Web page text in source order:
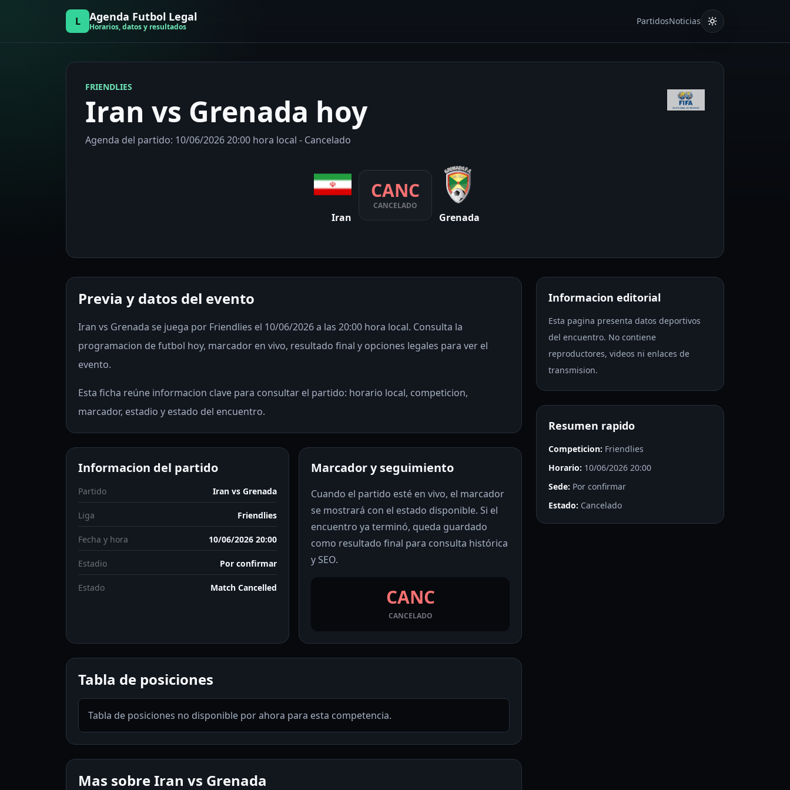
L Agenda Futbol Legal
Horarios, datos y resultados
PartidosNoticias
FRIENDLIES
Iran vs Grenada hoy
Agenda del partido: 10/06/2026 20:00 hora local - Cancelado
Iran
CANC
CANCELADO
Grenada
Previa y datos del evento
Iran vs Grenada se juega por Friendlies el 10/06/2026 a las 20:00 hora local. Consulta la
programacion de futbol hoy, marcador en vivo, resultado final y opciones legales para ver el
evento.
Esta ficha reúne informacion clave para consultar el partido: horario local, competicion,
marcador, estadio y estado del encuentro.
Informacion del partido
Partido Iran vs Grenada
Liga Friendlies
Fecha y hora 10/06/2026 20:00
Estadio Por confirmar
Estado Match Cancelled
Marcador y seguimiento
Cuando el partido esté en vivo, el marcador
se mostrará con el estado disponible. Si el
encuentro ya terminó, queda guardado
como resultado final para consulta histórica
y SEO.
CANC
CANCELADO
Tabla de posiciones
Tabla de posiciones no disponible por ahora para esta competencia.
Mas sobre Iran vs Grenada
Informacion editorial
Esta pagina presenta datos deportivos
del encuentro. No contiene
reproductores, videos ni enlaces de
transmision.
Resumen rapido
Competicion: Friendlies
Horario: 10/06/2026 20:00
Sede: Por confirmar
Estado: Cancelado